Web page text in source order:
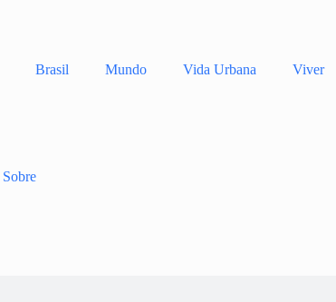
Brasil Mundo Vida Urbana Viver
Sobre